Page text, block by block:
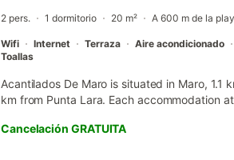
micro ondas Tostadora Pava Terraza
Secadora de ropa...
2 pers. 1 dormitorio 20 m² A 600 m de la
Wifi Internet Terraza Aire acondicionado
Toallas
Acantilados De Maro is situated in Maro,
km from Punta Lara. Each accommodation
Cancelación GRATUITA